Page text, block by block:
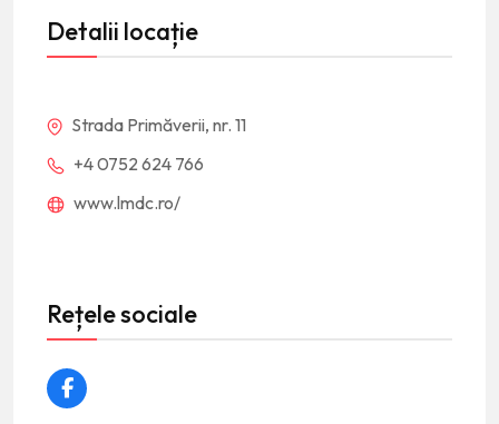
Detalii locație
Strada Primăverii, nr. 11
+4 0752 624 766
www.lmdc.ro/
Rețele sociale